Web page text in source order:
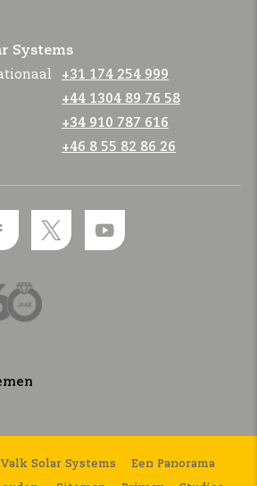
Systems
+31 174 254 999
+44 1304 89 76 58
+34 910 787 616
+46 8 55 82 86 26
Solar Systems Een Panorama